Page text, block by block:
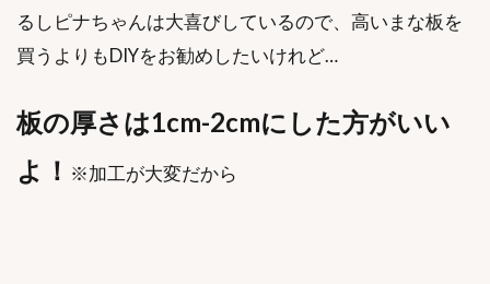
るしピナちゃんは大喜びしているので、高いまな板を
買うよりもDIYをお勧めしたいけれど…
板の厚さは1cm-2cmにした方がいい
よ！ ※加工が大変だから